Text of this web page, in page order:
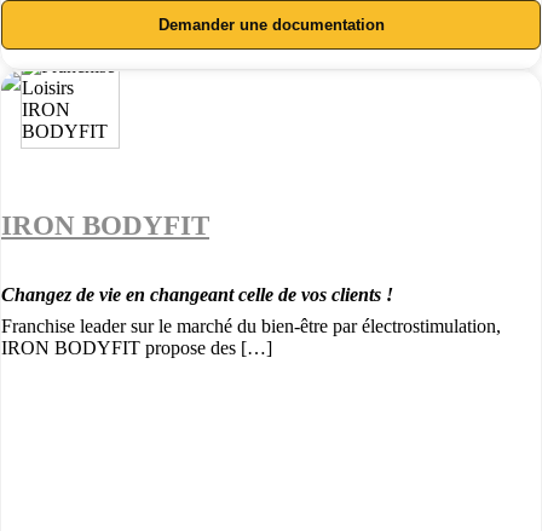
Demander une documentation
IRON BODYFIT
Changez de vie en changeant celle de vos clients !
Franchise leader sur le marché du bien-être par électrostimulation,
IRON BODYFIT propose des […]